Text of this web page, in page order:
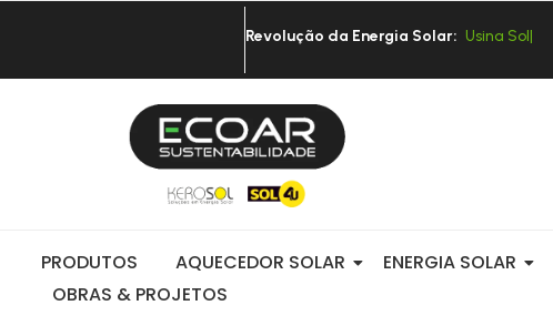
Revolução da Energia Solar: Usina Sola
PRODUTOS AQUECEDOR SOLAR ENERGIA SOLAR
OBRAS & PROJETOS